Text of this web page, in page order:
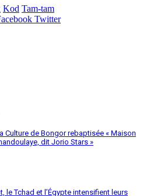
Kod Tam-tam
Twitter
Culture de Bongor rebaptisée « Maison
dit Jorio Stars »
le Tchad et l’Égypte intensifient leurs